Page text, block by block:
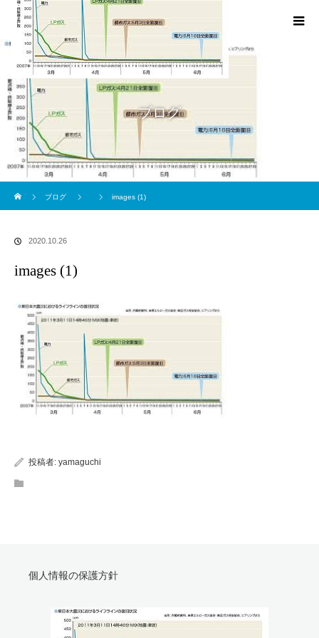
ブログ
ブログ
images (1)
2020.10.26
images (1)
投稿者: yamaguchi
個人情報の保護方針